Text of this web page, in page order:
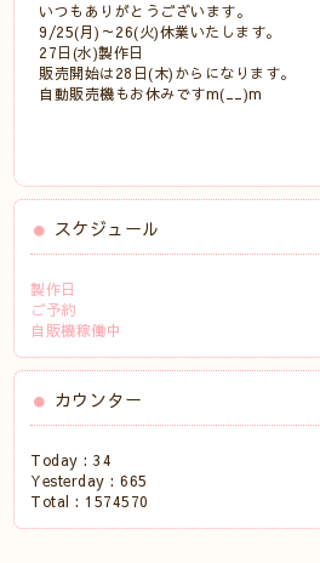
いつもありがとうございます。
9/25(月)～26(火)休業いたします。
27日(水)製作日
販売開始は28日(木)からになります。
自動販売機もお休みですm(__)m
スケジュール
製作日
ご予約
自販機稼働中
カウンター
Today :34
Yesterday :665
Total : 1574570